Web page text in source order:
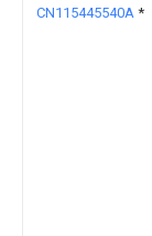
CN115445540A *